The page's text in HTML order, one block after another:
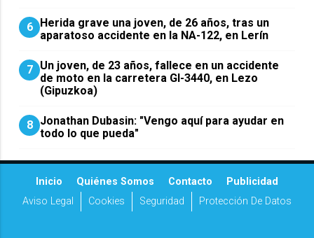
6 Herida grave una joven, de 26 años, tras un
aparatoso accidente en la NA-122, en Lerín
7 Un joven, de 23 años, fallece en un accidente
de moto en la carretera GI-3440, en Lezo
(Gipuzkoa)
8 Jonathan Dubasin: "Vengo aquí para ayudar en
todo lo que pueda"
Inicio Quiénes Somos Contacto
Publicidad
Aviso Legal
Cookies Seguridad Protección De Datos